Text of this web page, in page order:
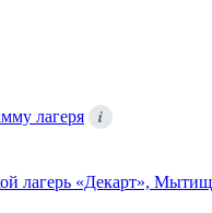
лагеря
i
лагерь «Декарт»,